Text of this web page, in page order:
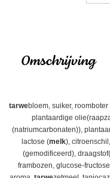
Omschrijving
tarwebloem, suiker, roomboter
plantaardige
(natriumcarbonaten)),
lactose (melk), citroenschil,
(gemodificeerd),
frambozen, glucose-